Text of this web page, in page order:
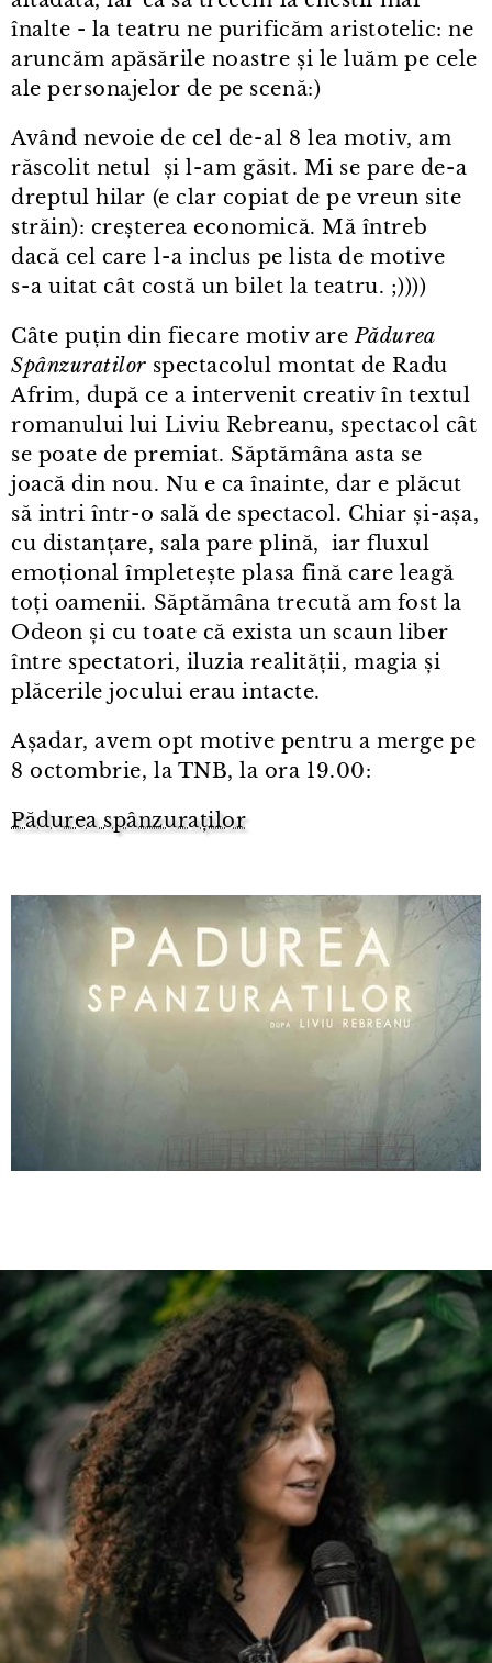
înalte - la teatru ne purificăm aristotelic: ne
aruncăm apăsările noastre și le luăm pe cele
ale personajelor de pe scenă:)
Având nevoie de cel de⁠-⁠al 8 lea motiv, am
răscolit netul și l⁠-⁠am găsit. Mi se pare de⁠-⁠a
dreptul hilar (e clar copiat de pe vreun site
străin): creșterea economică. Mă întreb
dacă cel care l⁠-⁠a inclus pe lista de motive
s⁠-⁠a uitat cât costă un bilet la teatru. ;))))
Câte puțin din fiecare motiv arePădurea
Spânzuratilor spectacolul montat de Radu
Afrim, după ce a intervenit creativ în textul
romanului lui Liviu Rebreanu, spectacol cât
se poate de premiat. Săptămâna asta se
joacă din nou. Nu e ca înainte, dar e plăcut
să intri într⁠-⁠o sală de spectacol. Chiar și⁠-⁠așa,
cu distanțare, sala pare plină, iar fluxul
emoțional împletește plasa fină care leagă
toți oamenii. Săptămâna trecută am fost la
Odeon și cu toate că exista un scaun liber
între spectatori, iluzia realității, magia și
plăcerile jocului erau intacte.
Așadar, avem opt motive pentru a merge pe
8 octombrie, la TNB, la ora 19.00:
Pădurea spânzuraților